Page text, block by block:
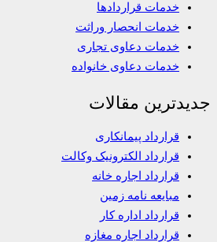
خدمات قراردادها
خدمات انحصار وراثت
خدمات دعاوی تجاری
خدمات دعاوی خانواده
جدیدترین مقالات
قرارداد پیمانکاری
قرارداد الکترونیک وکالت
قرارداد اجاره خانه
مبایعه نامه زمین
قرارداد اداره کار
قرارداد اجاره مغازه